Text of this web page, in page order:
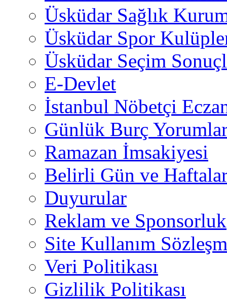
Üsküdar Sağlık
Üsküdar Spor
Üsküdar Seçim
E-Devlet
İstanbul Nöbetçi
Günlük Burç
Ramazan İmsakiyesi
Belirli Gün ve
Duyurular
Reklam ve Sponsorluk
Site Kullanım
Veri Politikası
Gizlilik Politikası